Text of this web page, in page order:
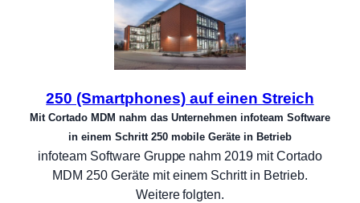
250 (Smartphones) auf einen Streich
Mit Cortado MDM nahm das Unternehmen infoteam Software
in einem Schritt 250 mobile Geräte in Betrieb
infoteam Software Gruppe nahm 2019 mit Cortado
MDM 250 Geräte mit einem Schritt in Betrieb.
Weitere folgten.